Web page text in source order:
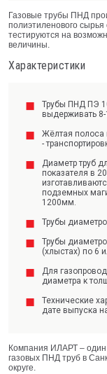
Газовые трубы ПНД
полиэтиленового
тестируются на
величины.
Характеристики
Трубы ПНД ПЭ
выдерживать
Жёлтая полоса
-
Диаметр труб
показателя в
подземных
1200мм.
Трубы
Трубы
(хлыстах) по 6
Для
диаметра к
Технические
дате выпуска
Компания ИЛАРТ –
газовых ПНД труб в
округе.